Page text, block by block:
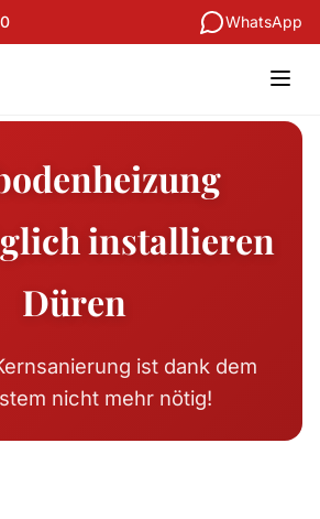
WhatsApp
installieren
Düren
ist dank dem
nicht mehr nötig!